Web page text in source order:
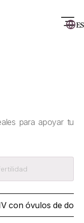
ES
para apoyar tu
con óvulos de